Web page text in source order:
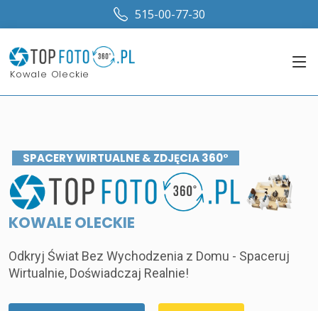
515-00-77-30
Kowale Oleckie
SPACERY WIRTUALNE & ZDJĘCIA 360°
KOWALE OLECKIE
Odkryj Świat Bez Wychodzenia z Domu - Spaceruj
Wirtualnie, Doświadczaj Realnie!